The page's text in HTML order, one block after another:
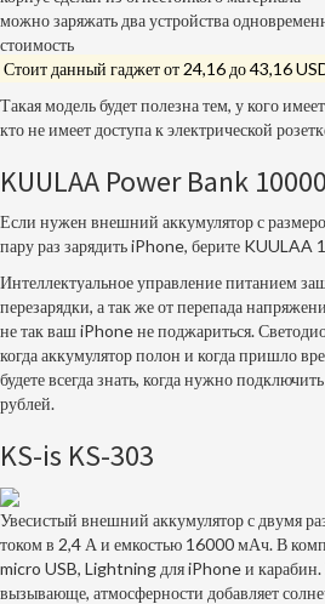
можно заряжать два устройства
стоимость
Стоит данный гаджет от 24,16 до 43,16
Такая модель будет полезна тем, у кого
кто не имеет доступа к электрической
KUULAA Power Bank
Если нужен внешний аккумулятор с
пару раз зарядить iPhone, берите
Интеллектуальное управление питанием
перезарядки, а так же от перепада
не так ваш iPhone не поджариться.
когда аккумулятор полон и когда пришло
будете всегда знать, когда нужно
рублей.
KS-is KS-303
Увесистый внешний аккумулятор с двумя
током в 2,4 А и емкостью 16000 мАч. В
micro USB, Lightning для iPhone и карабин.
вызывающе, атмосферности добавляет